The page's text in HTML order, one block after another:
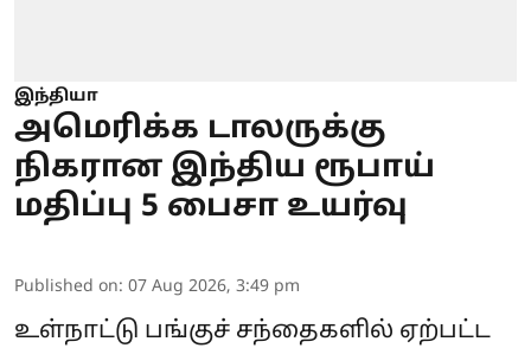
இந்தியா
அமெரிக்க டாலருக்கு
நிகரான இந்திய ரூபாய்
மதிப்பு 5 பைசா உயர்வு
Published on: 07 Aug 2026, 3:49 pm
உள்நாட்டு பங்குச் சந்தைகளில் ஏற்பட்ட